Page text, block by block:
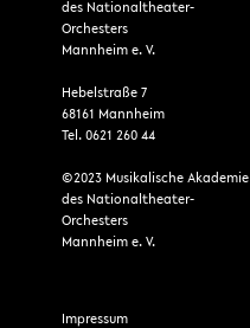
des Nationaltheater-
Orchesters
Mannheim e. V.
Hebelstraße 7
68161 Mannheim
Tel. 0621 260 44
©2023 Musikalische Akademie
des Nationaltheater-
Orchesters
Mannheim e. V.
Impressum